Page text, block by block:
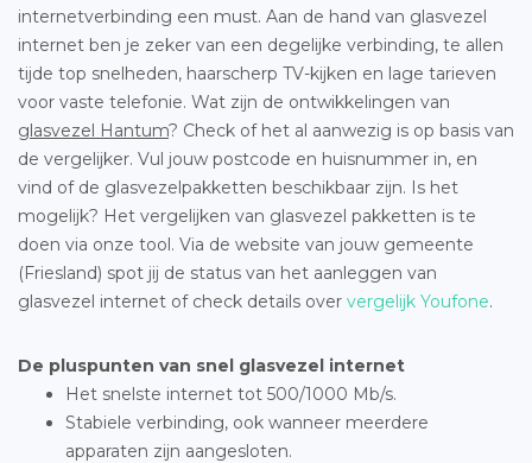
internetverbinding een must. Aan de hand van glasvezel
internet ben je zeker van een degelijke verbinding, te allen
tijde top snelheden, haarscherp TV-kijken en lage tarieven
voor vaste telefonie. Wat zijn de ontwikkelingen van
glasvezel Hantum? Check of het al aanwezig is op basis van
de vergelijker. Vul jouw postcode en huisnummer in, en
vind of de glasvezelpakketten beschikbaar zijn. Is het
mogelijk? Het vergelijken van glasvezel pakketten is te
doen via onze tool. Via de website van jouw gemeente
(Friesland) spot jij de status van het aanleggen van
glasvezel internet of check details over vergelijk Youfone.
De pluspunten van snel glasvezel internet
Het snelste internet tot 500/1000 Mb/s.
Stabiele verbinding, ook wanneer meerdere
apparaten zijn aangesloten.